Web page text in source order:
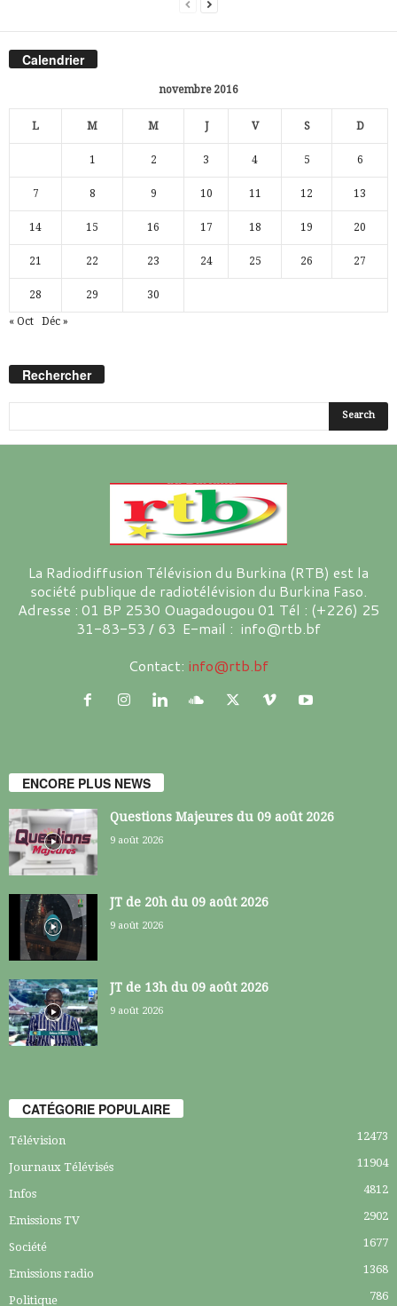
Calendrier
novembre 2016
L M M J V S D
1 2 3 4 5 6
7 8 9 10 11 12 13
14 15 16 17 18 19 20
21 22 23 24 25 26 27
28 29 30
« Oct Déc »
Rechercher
La Radiodiffusion Télévision du Burkina (RTB) est la
société publique de radiotélévision du Burkina Faso.
Adresse : 01 BP 2530 Ouagadougou 01 Tél : (+226) 25
31-83-53 / 63 E-mail : info@rtb.bf
Contact: info@rtb.bf
ENCORE PLUS NEWS
Questions Majeures du 09 août 2026
9 août 2026
JT de 20h du 09 août 2026
9 août 2026
JT de 13h du 09 août 2026
9 août 2026
CATÉGORIE POPULAIRE
Télévision 12473
Journaux Télévisés 11904
Infos 4812
Emissions TV 2902
Société 1677
Emissions radio 1368
Politique 786